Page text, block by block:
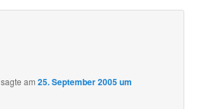
sagte am25. September 2005 um